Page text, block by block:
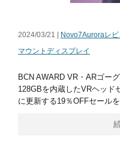
2024/03/21 | Novo7Auroraレビ
マウントディスプレイ
BCN AWARD VR・ARゴー
128GBを内蔵したVRヘッド
に更新する19％OFFセール